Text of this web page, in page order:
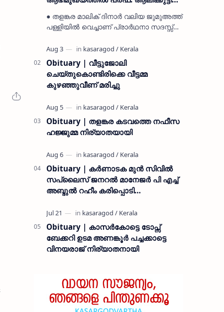
മുസ്ലിയാർ അനുസ്മരണം നടത്തി
● തളങ്കര മാലിക് ദിനാർ വലിയ ജുമുഅത്ത്
പള്ളിയിൽ വെച്ചാണ് പ്രാർഥനാ സദസ്സ്
ഉമർ മുസ്ലിയാർ പരിപാടിക്ക് നേതൃത്വം
നൽകി കാസ…
Obituary | വീട്ടുജോലി
ചെയ്തുകൊണ്ടിരിക്കെ വീട്ടമ്മ
കുഴഞ്ഞുവീണ് മരിച്ചു
Obituary | തളങ്കര കടവത്തെ നഫീസ
ഹജ്ജുമ്മ നിര്യാതയായി
Obituary | കർണാടക മുൻ സിവില്‍
സപ്ലൈസ് ജനറൽ മാനേജർ പി എച്ച്
അബ്ദുൽ റഹീം കരിപ്പൊടി
Obituary | കാസർകോട്ടെ ടോപ്സ്
ബേക്കറി ഉടമ അണങ്കൂർ പച്ചക്കാട്ടെ
വിനയരാജ് നിര്യാതനായി